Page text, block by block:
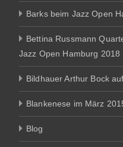
Barks beim Jazz Open
Bettina Russmann
Jazz Open Hamburg 2018
Bildhauer Arthur Bock
Blankenese im März
Blog